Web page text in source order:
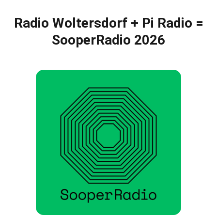
Radio Woltersdorf + Pi Radio =
SooperRadio 2026